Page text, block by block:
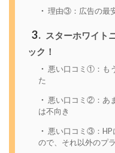
理由③：広告の最
3
スターホワイト
ック！
悪い口コミ①：も
た
悪い口コミ②：あ
は不向き
悪い口コミ③：HP
ので、それ以外のプ